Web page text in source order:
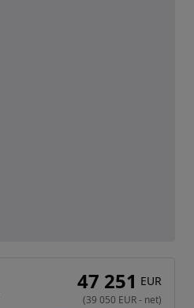
47 251 EUR
(39 050 EUR- net)